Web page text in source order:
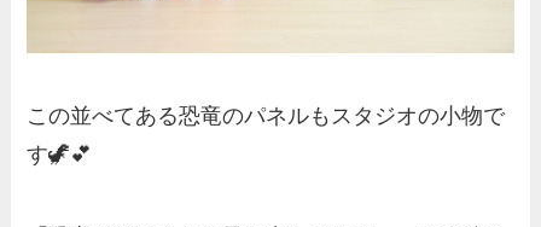
この並べてある恐竜のパネルもスタジオの小物で
す🦖💕